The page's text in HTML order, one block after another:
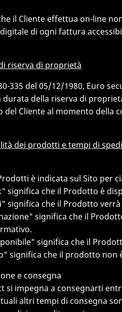
il Cliente effettua on-line
di ogni fattura
riserva di proprietà
335 del 05/12/1980, Euro
durata della riserva di
del Cliente al momento della
dei prodotti e tempi di
è indicata sul Sito per
significa che il Prodotto è
significa che il Prodotto
significa che il
significa che il
significa che il prodotto non
e consegna
si impegna a consegnarti
altri tempi di consegna